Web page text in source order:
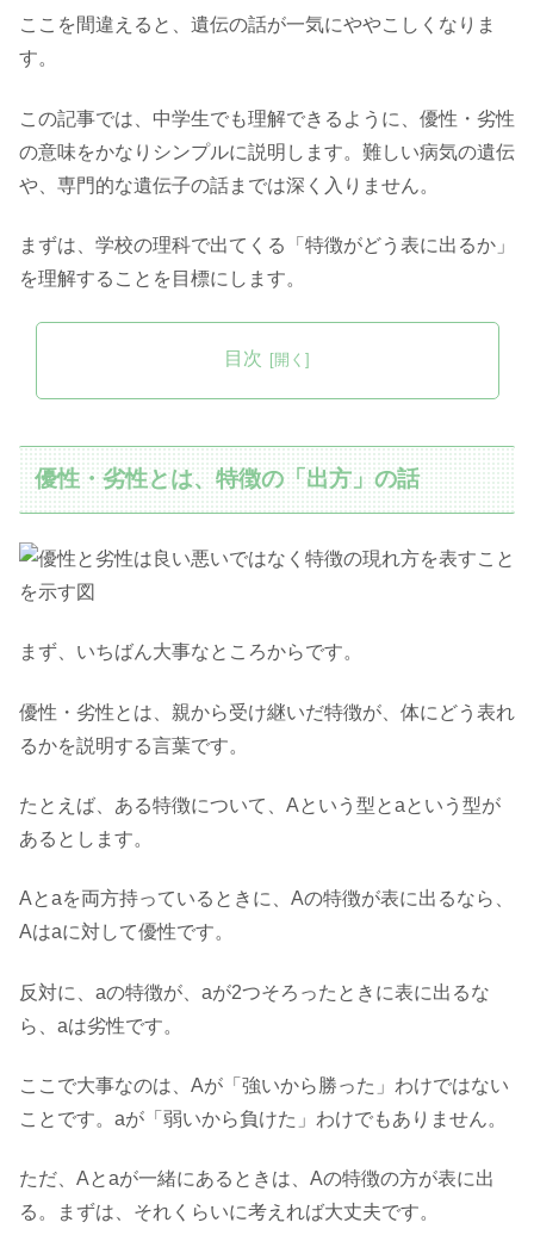
ここを間違えると、遺伝の話が一気にややこしくなりま
す。
この記事では、中学生でも理解できるように、優性・劣性
の意味をかなりシンプルに説明します。難しい病気の遺伝
や、専門的な遺伝子の話までは深く入りません。
まずは、学校の理科で出てくる「特徴がどう表に出るか」
を理解することを目標にします。
目次
優性・劣性とは、特徴の「出方」の話
まず、いちばん大事なところからです。
優性・劣性とは、親から受け継いだ特徴が、体にどう表れ
るかを説明する言葉です。
たとえば、ある特徴について、Aという型とaという型が
あるとします。
Aとaを両方持っているときに、Aの特徴が表に出るなら、
Aはaに対して優性です。
反対に、aの特徴が、aが2つそろったときに表に出るな
ら、aは劣性です。
ここで大事なのは、Aが「強いから勝った」わけではない
ことです。aが「弱いから負けた」わけでもありません。
ただ、Aとaが一緒にあるときは、Aの特徴の方が表に出
る。まずは、それくらいに考えれば大丈夫です。